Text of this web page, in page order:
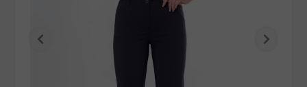
Предыдущая